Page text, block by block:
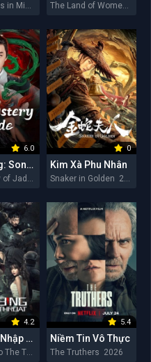
The Land of Women 2026
6.0
Bao Chửng: Song Ngư Quỷ Sự
The Mystery of Jade 2026
0
Kim Xà Phu Nhân
Snaker in Golden 2026
4.2
Độc Thích Nhập Hầu
Stabbing Into The Throat 2026
5.4
Niềm Tin Vô Thực
The Truthers 2026